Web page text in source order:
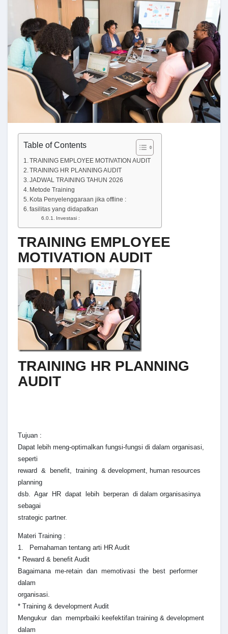
Table of Contents
TRAINING EMPLOYEE MOTIVATION AUDIT
TRAINING HR PLANNING AUDIT
JADWAL TRAINING TAHUN 2026
Metode Training
Kota Penyelenggaraan jika offline :
fasilitas yang didapatkan
Investasi :
TRAINING EMPLOYEE
MOTIVATION AUDIT
TRAINING HR PLANNING
AUDIT
Tujuan :
Dapat lebih meng-optimalkan fungsi-fungsi di dalam organisasi,
seperti
reward & benefit, training & development, human resources
planning
dsb. Agar HR dapat lebih berperan di dalam organisasinya
sebagai
strategic partner.
Materi Training :
1. Pemahaman tentang arti HR Audit
* Reward & benefit Audit
Bagaimana me-retain dan memotivasi the best performer
dalam
organisasi.
* Training & development Audit
Mengukur dan memprbaiki keefektifan training & development
dalam